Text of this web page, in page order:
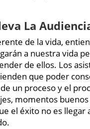
La
de la vida,
a nuestra vida
de ellos. Los
que poder
un proceso y el
momentos
el éxito no es llegar